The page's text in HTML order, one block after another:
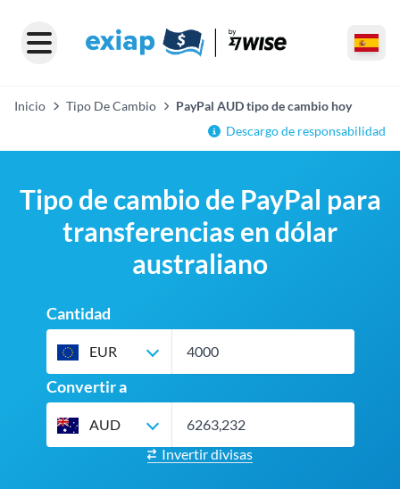
Inicio Tipo De Cambio
PayPal AUD tipo de cambio hoy
Descargo de responsabilidad
Tipo de cambio de PayPal para
transferencias en dólar
australiano
Cantidad
EUR
Convertir a
AUD
Invertir divisas